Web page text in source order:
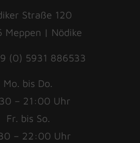
Straße 120
Meppen | Nödike
(0) 5931 886533
Mo. bis Do.
– 21:00 Uhr
Fr. bis So.
– 22:00 Uhr